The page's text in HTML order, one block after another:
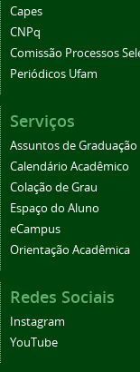
Capes
CNPq
Comissão Processos
Periódicos Ufam
Serviços
Assuntos de Graduação
Calendário Acadêmico
Colação de Grau
Espaço do Aluno
eCampus
Orientação Acadêmica
Redes Sociais
Instagram
YouTube